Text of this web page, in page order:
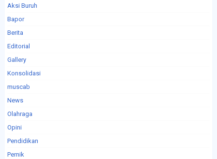
Aksi Buruh
Bapor
Berita
Editorial
Gallery
Konsolidasi
muscab
News
Olahraga
Opini
Pendidikan
Pernik